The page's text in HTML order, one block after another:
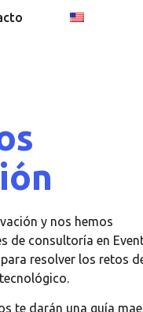
y nos hemos
de consultoría en
resolver los retos
te darán una guía